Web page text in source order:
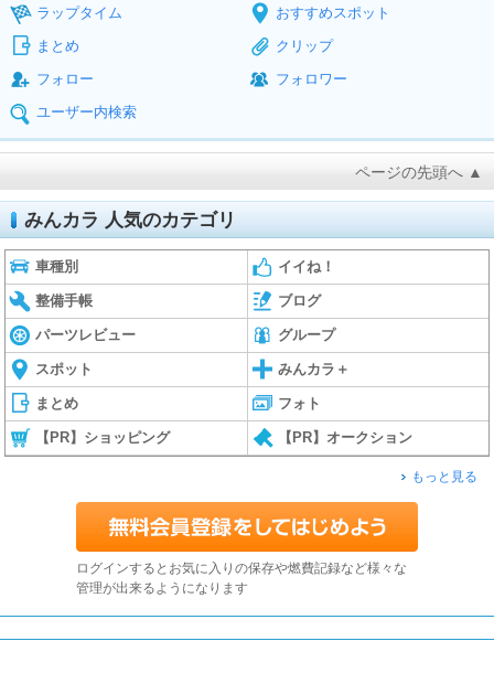
ラップタイム
おすすめスポット
まとめ
クリップ
フォロー
フォロワー
ユーザー内検索
ページの先頭へ ▲
みんカラ 人気のカテゴリ
車種別 イイね！
整備手帳 ブログ
パーツレビュー グループ
スポット みんカラ＋
まとめ フォト
【PR】ショッピング 【PR】オークション
もっと見る
ログインするとお気に入りの保存や燃費記録など様々な
管理が出来るようになります